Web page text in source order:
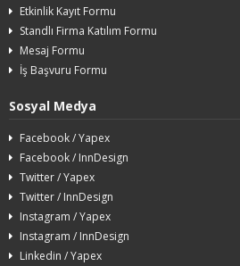
Etkinlik Kayıt Formu
Standlı Firma Katılım Formu
Mesaj Formu
İş Başvuru Formu
Sosyal Medya
Facebook / Yapex
Facebook / InnDesign
Twitter / Yapex
Twitter / InnDesign
Instagram / Yapex
Instagram / InnDesign
Linkedin / Yapex